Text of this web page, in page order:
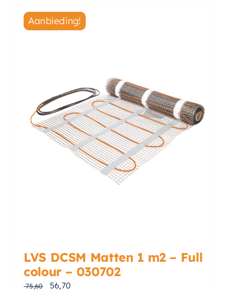
Aanbieding!
LVS DCSM Matten 1 m2 – Full
colour – 030702
75,60 Oorspronkelijke prijs was: € 75,60.
56,70